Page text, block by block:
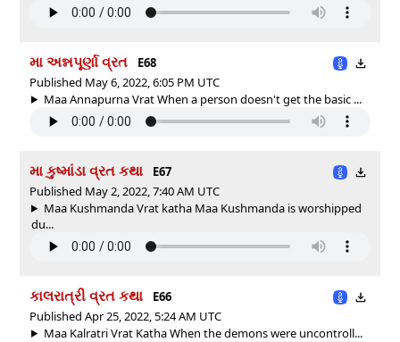
મા અન્નપૂર્ણા વ્રત
E68
Published May 6, 2022, 6:05 PM UTC
Maa Annapurna Vrat When a person doesn't get the basic ...
મા કુષ્માંડા વ્રત કથા
E67
Published May 2, 2022, 7:40 AM UTC
Maa Kushmanda Vrat katha Maa Kushmanda is worshipped
du...
કાલરાત્રી વ્રત કથા
E66
Published Apr 25, 2022, 5:24 AM UTC
Maa Kalratri Vrat Katha When the demons were uncontroll...